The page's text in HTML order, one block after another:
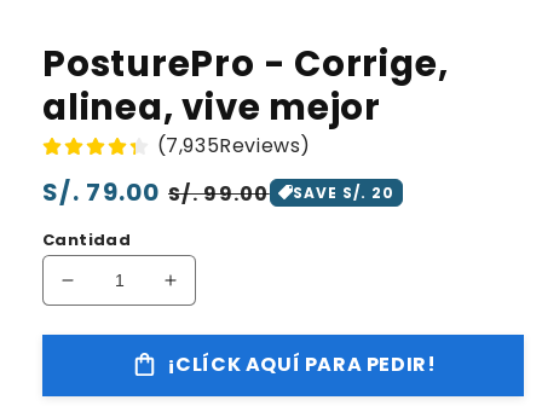
PosturePro - Corrige,
alinea, vive mejor
(7,935Reviews)
Precio
habitual
S/. 79.00 Precio
oferta
S/. 99.00 SAVE S/. 20
Cantidad
Reducir
para
PosturePro
-
Aumentar
para
PosturePro
-
¡CLÍCK AQUÍ PARA PEDIR!